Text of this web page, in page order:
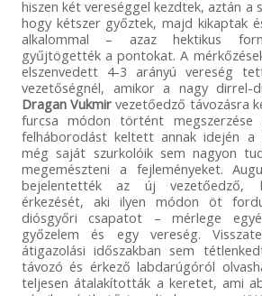
hiszen két vereséggel kezdtek, aztán a
hogy kétszer győztek, majd kikaptak
alkalommal – azaz hektikus
gyűjtögették a pontokat. A
elszenvedett 4-3 arányú vereség
vezetőségnél, amikor a nagy dirrel-
Dragan Vukmir vezetőedző távozásra
furcsa módon történt megszerzése
felháborodást keltett annak idején a
még saját szurkolóik sem nagyon
megemészteni a fejleményeket.
bejelentették az új vezetőedző,
érkezését, aki ilyen módon öt
diósgyőri csapatot – mérlege
győzelem és egy vereség.
átigazolási időszakban sem
távozó és érkező labdarúgóról
teljesen átalakították a keretet, ami